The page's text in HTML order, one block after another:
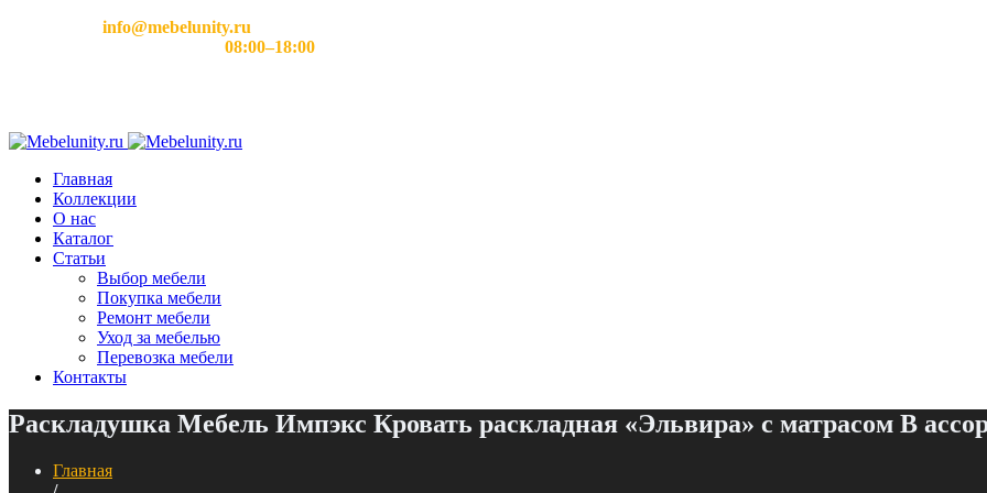
info@mebelunity.ru
08:00–18:00
Главная
Коллекции
О нас
Каталог
Статьи
Выбор мебели
Покупка мебели
Ремонт мебели
Уход за мебелью
Перевозка мебели
Контакты
Раскладушка Мебель Импэкс Кровать раскладная «Эльвира» с матрасом В
Главная